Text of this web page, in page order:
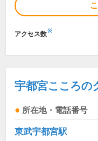
アクセス数※
宇都宮こころの
所在地・電話番号
東武宇都宮駅